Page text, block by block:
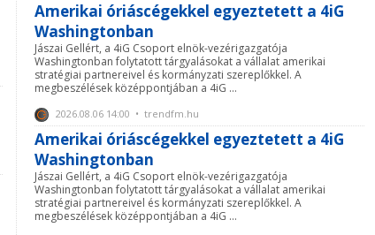
Amerikai óriáscégekkel egyeztetett a 4iG
Washingtonban
Jászai Gellért, a 4iG Csoport elnök-vezérigazgatója
Washingtonban folytatott tárgyalásokat a vállalat amerikai
stratégiai partnereivel és kormányzati szereplőkkel. A
megbeszélések középpontjában a 4iG ...
2026.08.06 14:00 • trendfm.hu
Amerikai óriáscégekkel egyeztetett a 4iG
Washingtonban
Jászai Gellért, a 4iG Csoport elnök-vezérigazgatója
Washingtonban folytatott tárgyalásokat a vállalat amerikai
stratégiai partnereivel és kormányzati szereplőkkel. A
megbeszélések középpontjában a 4iG ...